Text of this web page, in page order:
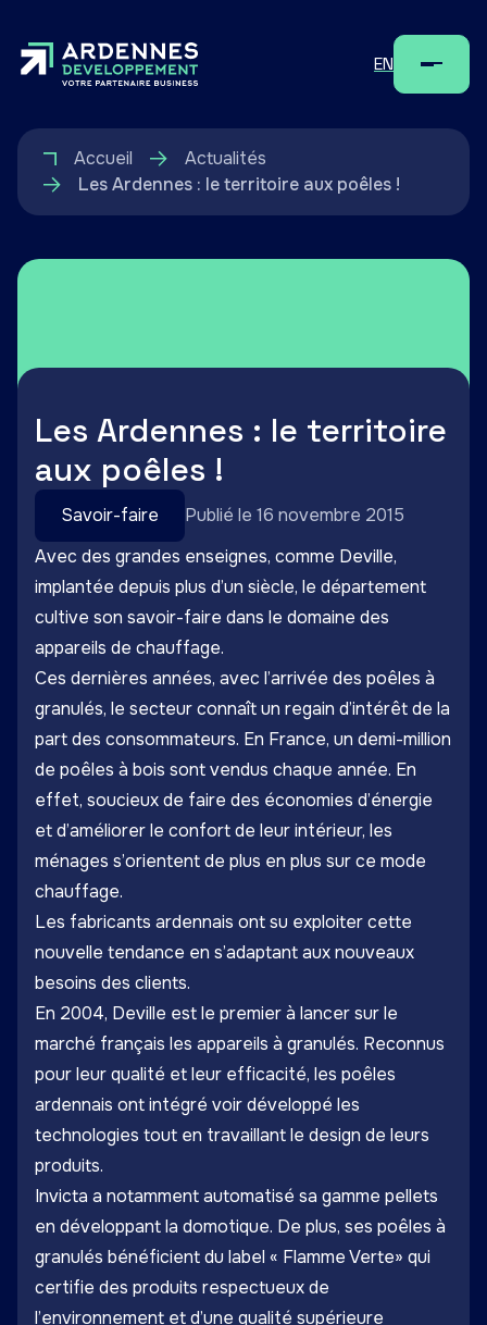
EN Menu
Accueil
Actualités
Les Ardennes : le territoire aux poêles !
Les Ardennes : le territoire
aux poêles !
Savoir-faire
Publié le 16 novembre 2015
Avec des grandes enseignes, comme Deville,
implantée depuis plus d’un siècle, le département
cultive son savoir-faire dans le domaine des
appareils de chauffage.
Ces dernières années, avec l’arrivée des poêles à
granulés, le secteur connaît un regain d’intérêt de la
part des consommateurs. En France, un demi-million
de poêles à bois sont vendus chaque année. En
effet, soucieux de faire des économies d’énergie
et d’améliorer le confort de leur intérieur, les
ménages s’orientent de plus en plus sur ce mode
chauffage.
Les fabricants ardennais ont su exploiter cette
nouvelle tendance en s’adaptant aux nouveaux
besoins des clients.
En 2004, Deville est le premier à lancer sur le
marché français les appareils à granulés. Reconnus
pour leur qualité et leur efficacité, les poêles
ardennais ont intégré voir développé les
technologies tout en travaillant le design de leurs
produits.
Invicta a notamment automatisé sa gamme pellets
en développant la domotique. De plus, ses poêles à
granulés bénéficient du label « Flamme Verte» qui
certifie des produits respectueux de
l’environnement et d’une qualité supérieure